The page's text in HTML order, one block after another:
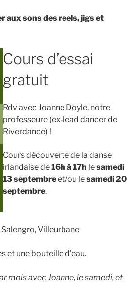
aux sons des reels, jigs et
Cours d’essai
gratuit
Rdv avec Joanne Doyle, notre
professeure (ex-lead dancer de
Riverdance) !
Cours découverte de la danse
irlandaise de16h à 17h lesamedi
13 septembreet/ou lesamedi 20
septembre.
Salengro, Villeurbane
et une bouteille d’eau.
mois avec Joanne, le samedi, et